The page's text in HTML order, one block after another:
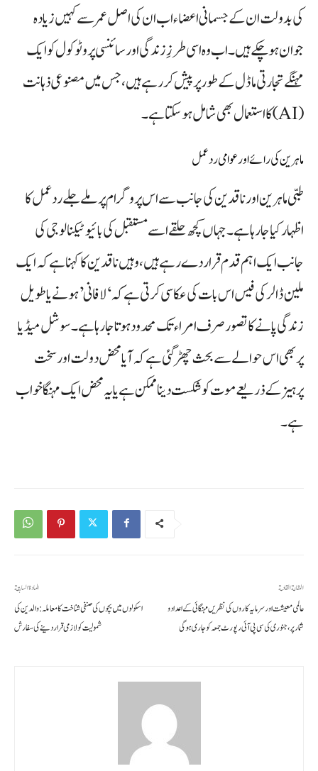
کی بدولت ان کے جسمانی اعضاء اب ان کی اصل عمر سے کہیں زیادہ
جوان ہو چکے ہیں۔ اب وہ اسی طرزِ زندگی اور سائنسی پروٹوکول کو ایک
مہنگے تجارتی ماڈل کے طور پر پیش کر رہے ہیں، جس میں مصنوعی ذہانت
(AI) کا استعمال بھی شامل ہو سکتا ہے۔
ماہرین کی رائے اور عوامی ردعمل
طبی ماہرین اور ناقدین کی جانب سے اس پروگرام پر ملے جلے ردعمل کا
اظہار کیا جا رہا ہے۔ جہاں کچھ حلقے اسے مستقبل کی بائیو ٹیکنالوجی کی
جانب ایک اہم قدم قرار دے رہے ہیں، وہیں ناقدین کا کہنا ہے کہ ایک
ملین ڈالر کی فیس اس بات کی عکاسی کرتی ہے کہ ‘لافانی’ ہونے یا طویل
زندگی پانے کا تصور صرف امراء تک محدود ہوتا جا رہا ہے۔ سوشل میڈیا
پر بھی اس حوالے سے بحث چھڑ گئی ہے کہ آیا محض دولت اور سخت
پرہیز کے ذریعے موت کو شکست دینا ممکن ہے یا یہ محض ایک مہنگا خواب
ہے۔
المادة السابقة
اسکولوں میں بچوں کی صنفی شناخت کا معاملہ: والدین کی
شمولیت کو لازمی قرار دینے کی سفارش
المقالة القادمة
عالمی معیشت اور سرمایہ کاروں کی نظریں مہنگائی کے اعداد و
شمار پر، جنوری کی سی پی آئی رپورٹ جمعہ کو جاری ہوگی